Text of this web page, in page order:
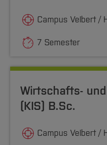
Campus Velbert /
7 Semester
Wirtschafts-
(KIS) B.Sc.
Campus Velbert /